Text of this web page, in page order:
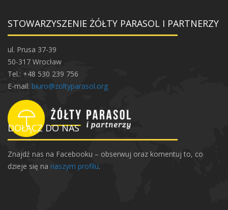
STOWARZYSZENIE ŻÓŁTY PARASOL I PARTNERZY
ul. Prusa 37-39
50-317 Wrocław
Tel.: +48 530 239 756
E-mail: biuro@zoltyparasol.org
DOŁĄCZ DO NAS
Znajdź nas na Facebooku – obserwuj oraz komentuj to, co
dzieje się na naszym profilu.